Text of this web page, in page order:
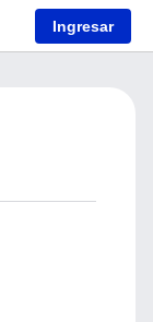
Ingresar